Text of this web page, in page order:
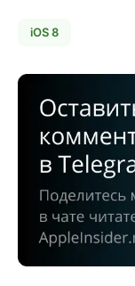
iOS 8